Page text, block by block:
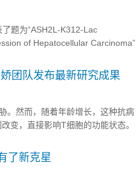
题为“ASH2L-K312-Lac
of Hepatocellular Carcinoma”
团队发布最新研究成果
。然而，随着年龄增长，这种抗病
变，直接影响T细胞的功能状态。
（...
了新克星